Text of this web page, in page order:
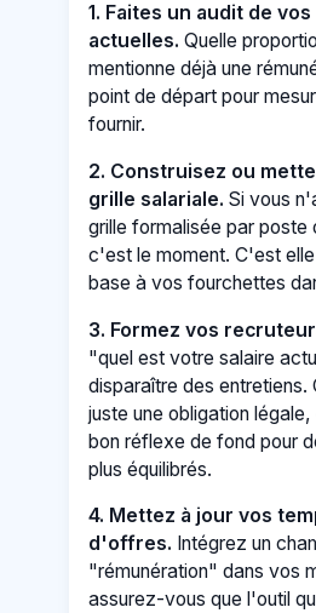
1. Faites un audit de
actuelles. Quelle
mentionne déjà une
point de départ pour
fournir.
2. Construisez ou
grille salariale. Si vous
grille formalisée par poste
c'est le moment. C'est
base à vos fourchettes
3. Formez vos
"quel est votre salaire
disparaître des entretiens.
juste une obligation
bon réflexe de fond pour
plus équilibrés.
4. Mettez à jour vos
d'offres. Intégrez un
"rémunération" dans vos
assurez-vous que l'outil